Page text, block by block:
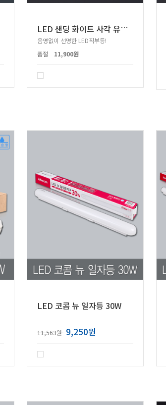
L
ED 샌딩 화이트 사각 유리철판 직부등 15W
음영없이 선명한 LED직부등!
품절
11,900원
LED 코콤 뉴 일자등 30W
11,563원 9,250원